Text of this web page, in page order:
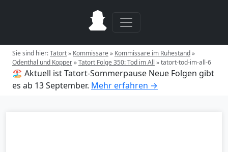
Sie sind hier:Tatort» Kommissare» Kommissare im Ruhestand»
Odenthal und Kopper»Tatort Folge 350: Tod im All »tatort-tod-im-all-6
🏖️ Aktuell ist Tatort-Sommerpause Neue Folgen gibt
es ab 13 September. Mehr erfahren →